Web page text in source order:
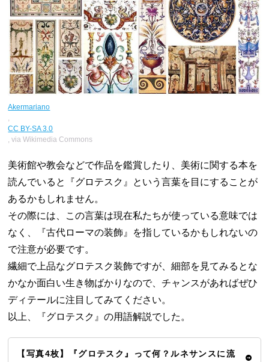
Akermariano
CC BY-SA 3.0
, via Wikimedia Commons
美術館や教会などで作品を鑑賞したり、美術に関する本を
読んでいると『グロテスク』という言葉を目にすることが
あるかもしれません。
その際には、この言葉は現在私たちが使っている意味では
なく、『古代ローマの装飾』を指しているかもしれないの
で注意が必要です。
繊細で上品なグロテスク装飾ですが、細部を見てみるとな
かなか面白い生き物ばかりなので、チャンスがあればぜひ
ディテールに注目してみてください。
以上、『グロテスク』の用語解説でした。
【写真4枚】『グロテスク』って何？ルネサンスに流